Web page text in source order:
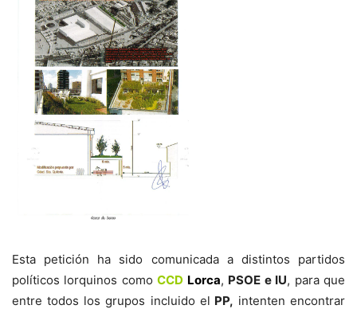
Esta petición ha sido comunicada a distintos partidos
políticos lorquinos comoCCD Lorca, PSOE e IU, para que
entre todos los grupos incluido el PP, intenten encontrar